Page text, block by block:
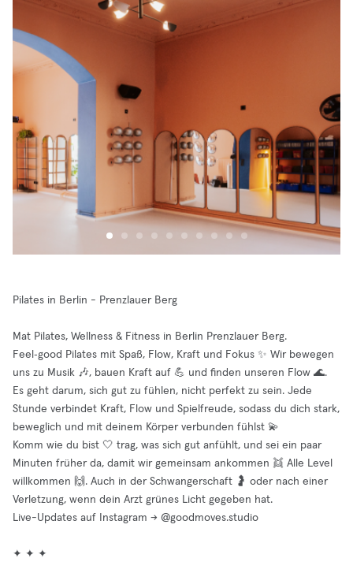
Pilates in Berlin - Prenzlauer Berg
Mat Pilates, Wellness & Fitness in Berlin Prenzlauer Berg.
Feel‑good Pilates mit Spaß, Flow, Kraft und Fokus ✨ Wir bewegen
uns zu Musik 🎶, bauen Kraft auf 💪 und finden unseren Flow 🌊.
Es geht darum, sich gut zu fühlen, nicht perfekt zu sein. Jede
Stunde verbindet Kraft, Flow und Spielfreude, sodass du dich stark,
beweglich und mit deinem Körper verbunden fühlst 💫
Komm wie du bist 🤍 trag, was sich gut anfühlt, und sei ein paar
Minuten früher da, damit wir gemeinsam ankommen 👯 Alle Level
willkommen 🙌. Auch in der Schwangerschaft 🤰 oder nach einer
Verletzung, wenn dein Arzt grünes Licht gegeben hat.
Live-Updates auf Instagram → @goodmoves.studio
✦ ✦ ✦